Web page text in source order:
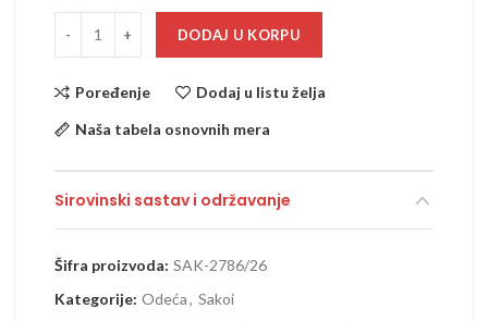
DODAJ U KORPU
Poređenje
Dodaj u listu želja
Naša tabela osnovnih mera
Sirovinski sastav i održavanje
Šifra proizvoda: SAK-2786/26
Kategorije: Odeća, Sakoi